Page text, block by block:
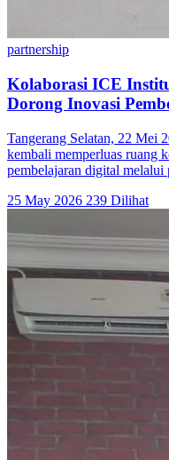
partnership
Kolaborasi ICE
Dorong Inovasi
Tangerang Selatan, 22
kembali memperluas ruang
pembelajaran digital
25 May 2026 239 Dilihat